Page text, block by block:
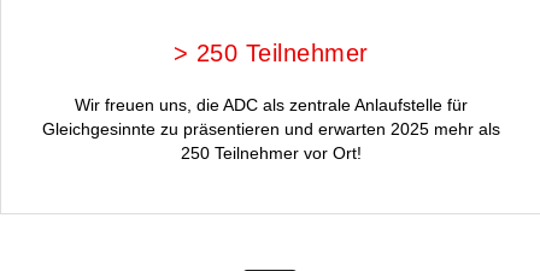
> 250 Teilnehmer
Wir freuen uns, die ADC als zentrale Anlaufstelle für
Gleichgesinnte zu präsentieren und erwarten 2025 mehr als
250 Teilnehmer vor Ort!